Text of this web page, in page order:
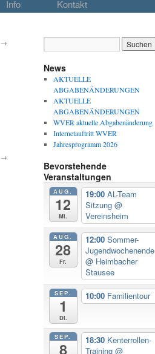
Info Kontakt
→
→
News
AKTUELLE
ABGABENÄNDERUNGEN
AKTUELLE
ABGABENÄNDERUNGEN
WVER aktuelle Abgabenänderung
Internetauftritt WVER
Jahresprogramm 2026
Bevorstehende
Veranstaltungen
AUG.
12
Mi.
19:00 AL-Team
Sitzung @
Vereinsheim
AUG.
28
Fr.
12:00 Sommer-
Jugendwochenende
@ Heimbacher
Stausee
SEP.
1
Di.
10:00 Familientour
SEP.
8
18:30 Kenterrollen-
Training @